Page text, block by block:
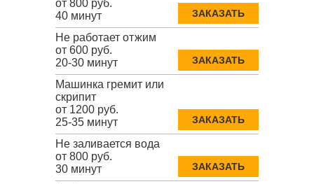
от 800 руб.
40 минут
ЗАКАЗАТЬ
Не работает отжим
от 600 руб.
20-30 минут
ЗАКАЗАТЬ
Машинка гремит или
скрипит
от 1200 руб.
25-35 минут
ЗАКАЗАТЬ
Не заливается вода
от 800 руб.
30 минут
ЗАКАЗАТЬ